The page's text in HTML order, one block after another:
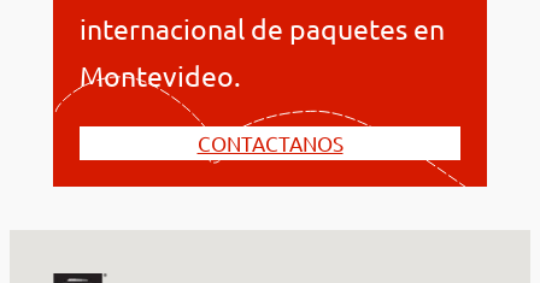
internacional de paquetes en
Montevideo.
CONTACTANOS